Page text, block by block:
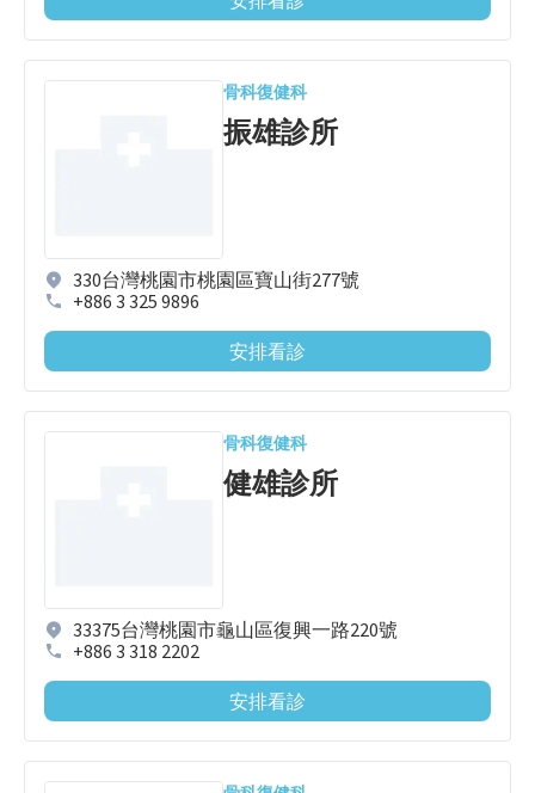
骨科復健科
振雄診所
330台灣桃園市桃園區寶山街277號
+886 3 325 9896
安排看診
骨科復健科
健雄診所
33375台灣桃園市龜山區復興一路220號
+886 3 318 2202
安排看診